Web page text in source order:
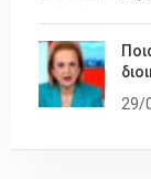
29/